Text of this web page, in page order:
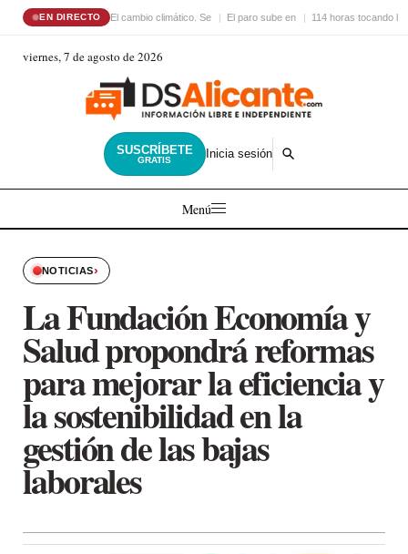
EN DIRECTO El cambio climático. Se El paro sube en 114 horas tocando la
viernes, 7 de agosto de 2026
SUSCRÍBETE
GRATIS Inicia sesión
Menú
NOTICIAS›
La Fundación Economía y
Salud propondrá reformas
para mejorar la eficiencia y
la sostenibilidad en la
gestión de las bajas
laborales